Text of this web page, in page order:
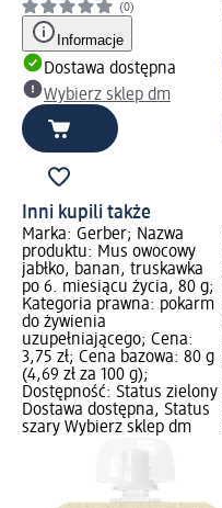
(0)
Informacje
Dostawa dostępna
Wybierz sklep dm
Inni kupili także
Marka: Gerber; Nazwa
produktu: Mus owocowy
jabłko, banan, truskawka
po 6. miesiącu życia, 80 g;
Kategoria prawna: pokarm
do żywienia
uzupełniającego; Cena:
3,75 zł; Cena bazowa: 80 g
(4,69 zł za 100 g);
Dostępność: Status zielony
Dostawa dostępna, Status
szary Wybierz sklep dm